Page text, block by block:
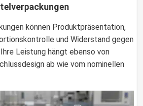
können Produktpräsentation,
und Widerstand gegen
Leistung hängt ebenso von
ab wie vom nominellen